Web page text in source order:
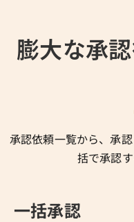
膨大な承
承認依頼一覧から、承
括で承認
一括承認